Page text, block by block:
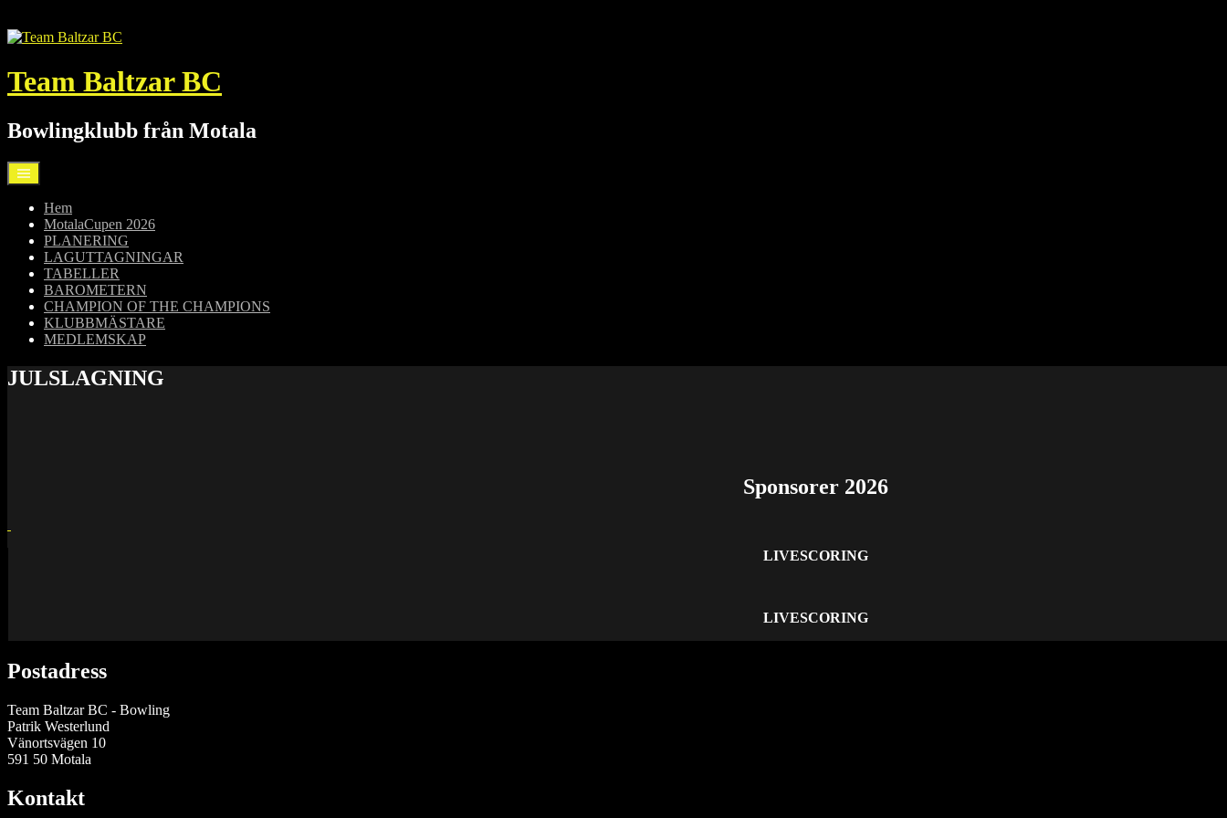
till
Team Baltzar BC
Bowlingklubb från Motala
Hem
MotalaCupen 2026
PLANERING
LAGUTTAGNINGAR
TABELLER
BAROMETERN
CHAMPION OF THE CHAMPIONS
KLUBBMÄSTARE
MEDLEMSKAP
JULSLAGNING
Sponsorer 2026
LIVESCORING
LIVESCORING
Postadress
Team Baltzar BC - Bowling
Patrik Westerlund
Vänortsvägen 10
591 50 Motala
Kontakt